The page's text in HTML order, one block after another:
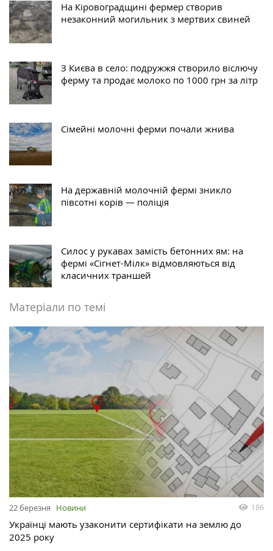
На Кіровоградщині фермер створив
незаконний могильник з мертвих свиней
З Києва в село: подружжя створило віслючу
ферму та продає молоко по 1000 грн за літр
Сімейні молочні ферми почали жнива
На державній молочній фермі зникло
півсотні корів — поліція
Силос у рукавах замість бетонних ям: на
фермі «Сігнет-Мілк» відмовляються від
класичних траншей
Матеріали по темі
22 березня Новини 186
Українці мають узаконити сертифікати на землю до
2025 року